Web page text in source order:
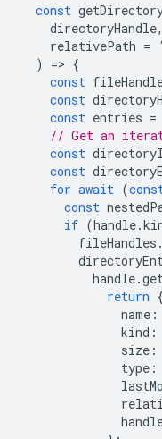
const
directoryHandle,
relativePath =
)
=> {
const
const
const entries =
// Get an
const
const
for await (
const
if (handle.
fileHandles .
handle.
return {
name :
kind :
size :
type :